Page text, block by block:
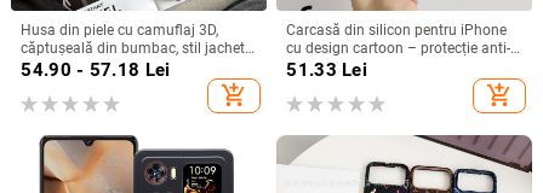
Husa din piele cu camuflaj 3D,
căptușeală din bumbac, stil jachetă
de iarnă, compatibilă cu iPhone
54.90 - 57.18 Lei
add_shopping_cart
Carcasă din silicon pentru iPhone
cu design cartoon – protecție anti-
cădere, finisaj mat, compatibilă cu
(Pro/Max)
51.33 Lei
add_shopping_cart